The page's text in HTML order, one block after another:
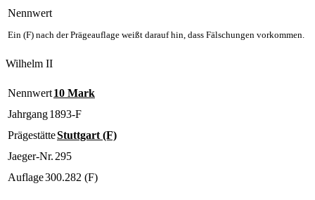
Nennwert
Ein (F) nach der Prägeauflage weißt darauf hin, dass Fälschungen vorkommen.
Wilhelm II
Nennwert10 Mark
Jahrgang1893-F
PrägestätteStuttgart (F)
Jaeger-Nr. 295
Auflage300.282 (F)